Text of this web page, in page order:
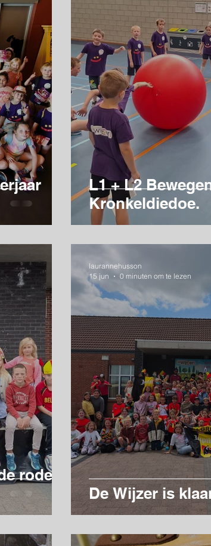
L1 + L2
Kronkeldiedoe.
rode
De Wijzer is
laurannehusson
15 jun
0 minuten om te lezen